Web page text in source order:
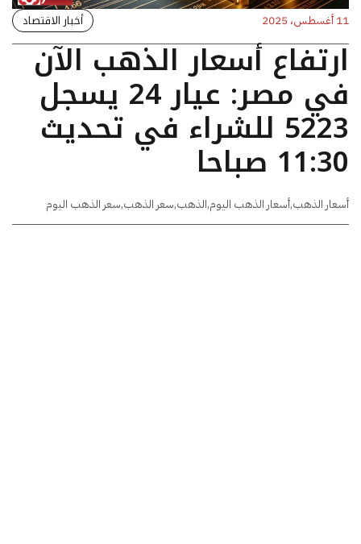
11 أغسطس، 2025 أخبار الاقتصاد
ارتفاع أسعار الذهب الآن
في مصر: عيار 24 يسجل
5223 للشراء في تحديث
11:30 صباحا
أسعار الذهب,أسعار الذهب اليوم,الذهب,سعر الذهب,سعر الذهب اليوم